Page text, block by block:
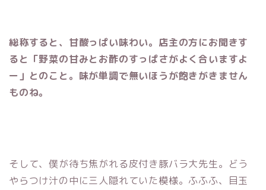
総称すると、甘酸っぱい味わい。店主の方にお聞きす
ると「野菜の甘みとお酢のすっぱさがよく合いますよ
ー」とのこと。味が単調で無いほうが飽きがきません
ものね。
そして、僕が待ち焦がれる皮付き豚バラ大先生。どう
やらつけ汁の中に三人隠れていた模様。ふふふ、目玉